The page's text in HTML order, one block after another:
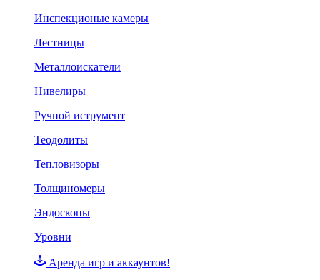
Инспекционые камеры
Лестницы
Металлоискатели
Нивелиры
Ручной иструмент
Теодолиты
Тепловизоры
Толщиномеры
Эндоскопы
Уровни
Аренда игр и аккаунтов!